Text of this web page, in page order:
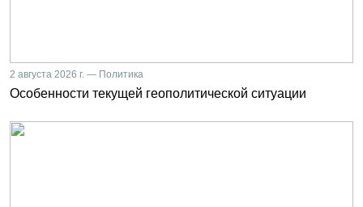
2 августа 2026 г. — Политика
Особенности текущей геополитической ситуации